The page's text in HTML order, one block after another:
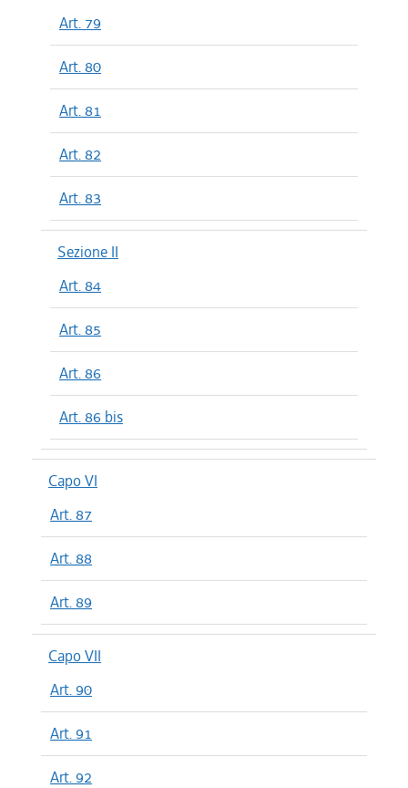
Art. 79
Art. 80
Art. 81
Art. 82
Art. 83
Sezione II
Art. 84
Art. 85
Art. 86
Art. 86 bis
Capo VI
Art. 87
Art. 88
Art. 89
Capo VII
Art. 90
Art. 91
Art. 92